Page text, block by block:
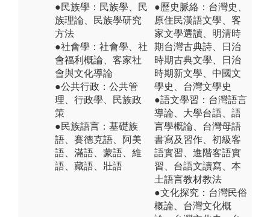
●民族學：民族學、民
族理論、民族學研究
方法
●社會學：社會學、社
會福利概論、客家社
會與文化導論
●公共行政：公共管
理、行政學、民族政
策
●民族語言：基礎族
語、賽德克語、阿美
語、滿語、蒙語、維
語、藏語、壯語
●歷史脈絡：台灣史、
原住民漢語文學、客
家文學選讀、明清時
期台灣古典詩、日治
時期古典文學、日治
時期新文學、中國文
學史、台灣文學史
●語文學習：台灣語言
導論、大學台語、語
言學概論、台灣母語
書寫及習作、初級客
語實習、進階客語實
習、台語文讀寫、本
土語言教材教法
●文化探究：台灣民俗
概論、台灣文化概